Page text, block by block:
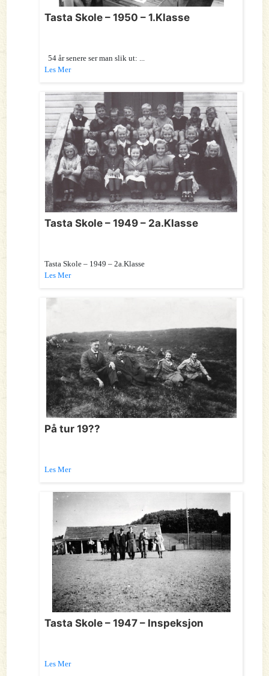
Tasta Skole – 1950 – 1.Klasse
54 år senere ser man slik ut: ...
Les Mer
Tasta Skole – 1949 – 2a.Klasse
Tasta Skole – 1949 – 2a.Klasse
Les Mer
På tur 19??
Les Mer
Tasta Skole – 1947 – Inspeksjon
Les Mer